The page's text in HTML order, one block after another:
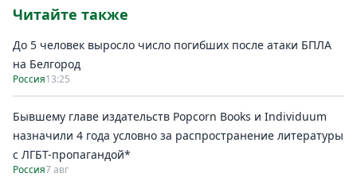
Читайте также
До 5 человек выросло число погибших после атаки БПЛА
на Белгород
Россия13:25
Бывшему главе издательств Popcorn Books и Individuum
назначили 4 года условно за распространение литературы
с ЛГБТ-пропагандой*
Россия7 авг